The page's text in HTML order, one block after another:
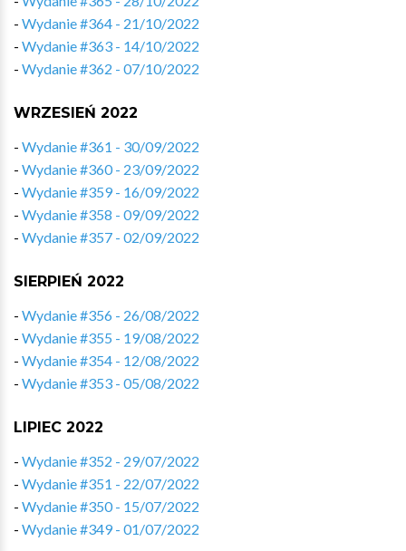
- Wydanie #364 - 21/10/2022
- Wydanie #363 - 14/10/2022
- Wydanie #362 - 07/10/2022
WRZESIEŃ 2022
- Wydanie #361 - 30/09/2022
- Wydanie #360 - 23/09/2022
- Wydanie #359 - 16/09/2022
- Wydanie #358 - 09/09/2022
- Wydanie #357 - 02/09/2022
SIERPIEŃ 2022
- Wydanie #356 - 26/08/2022
- Wydanie #355 - 19/08/2022
- Wydanie #354 - 12/08/2022
- Wydanie #353 - 05/08/2022
LIPIEC 2022
- Wydanie #352 - 29/07/2022
- Wydanie #351 - 22/07/2022
- Wydanie #350 - 15/07/2022
- Wydanie #349 - 01/07/2022